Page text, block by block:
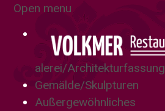
Open menu
alerei/Architekturfassung
Gemälde/Skulpturen
Außergewöhnliches